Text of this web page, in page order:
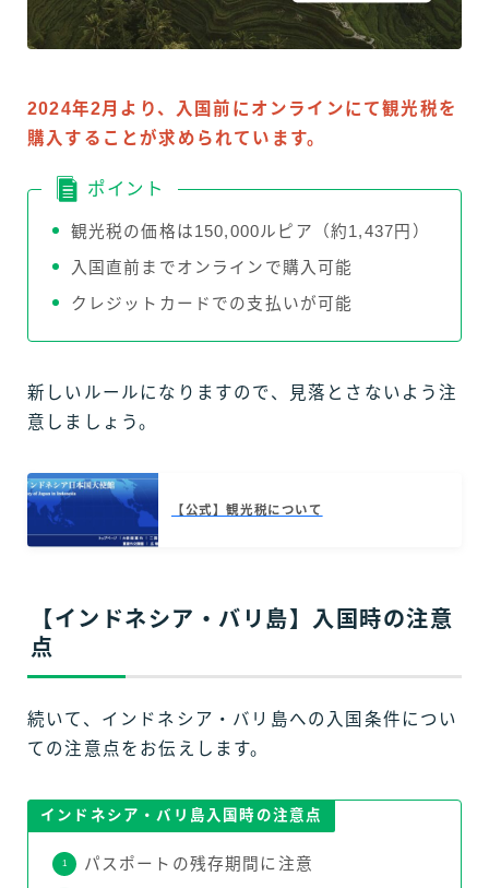
2024年2月より、入国前にオンラインにて観光税を
購入することが求められています。
ポイント
観光税の価格は150,000ルピア（約1,437円）
入国直前までオンラインで購入可能
クレジットカードでの支払いが可能
新しいルールになりますので、見落とさないよう注
意しましょう。
【公式】観光税について
【インドネシア・バリ島】入国時の注意
点
続いて、インドネシア・バリ島への入国条件につい
ての注意点をお伝えします。
インドネシア・バリ島入国時の注意点
パスポートの残存期間に注意